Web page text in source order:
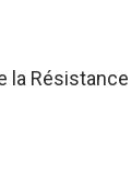
la Résistance